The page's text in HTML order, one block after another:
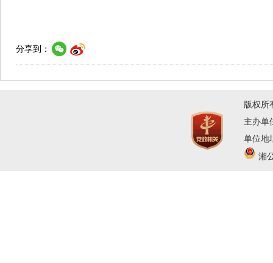
分享到：
版权所
主办单
单位地
湘